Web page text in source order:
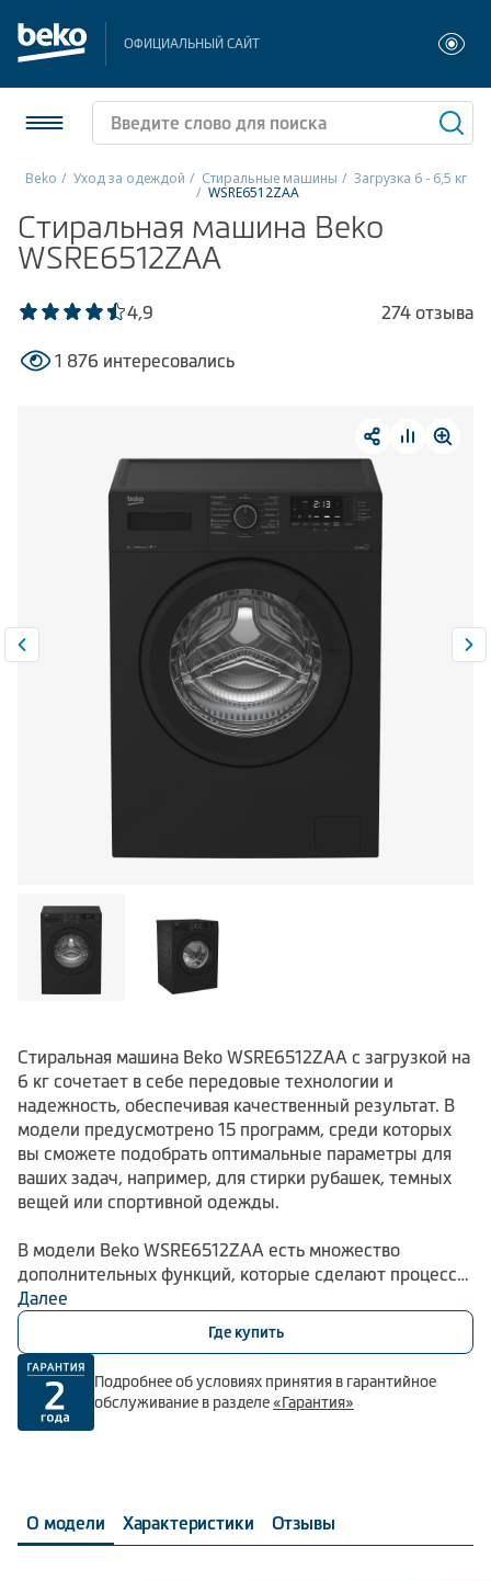
ОФИЦИАЛЬНЫЙ САЙТ
Холодильники и морозильники
Стиральные и сушильные машины
Посудомоечные машины
Плиты
Малая бытовая техника
Климатическая техника
Beko Уход за одеждой Стиральные машины Загрузка 6 - 6,5 кг
WSRE6512ZAA
Стиральная машина Beko
WSRE6512ZAA
4,9 274 отзыва
1 876 интересовались
Стиральная машина Beko WSRE6512ZAA с загрузкой на
6 кг сочетает в себе передовые технологии и
надежность, обеспечивая качественный результат. В
модели предусмотрено 15 программ, среди которых
вы сможете подобрать оптимальные параметры для
ваших задач, например, для стирки рубашек, темных
вещей или спортивной одежды.
В модели Beko WSRE6512ZAA есть множество
дополнительных функций, которые сделают процесс
стирки более комфортным, например, функция
обработки паром, быстрая стирка, отсрочка запуска и
защита от случайного нажатия. Технология удаления
шерсти животных разработана специально для
владельцев домашних питомцев, эффективно удаляя с
ткани шерсть за счет дополнительных алгоритмов
Далее
Где купить
Подробнее об условиях принятия в гарантийное
обслуживание в разделе«Гарантия»
О модели Характеристики Отзывы